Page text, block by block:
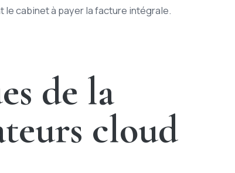
cabinet à payer la facture intégrale.
de la
cloud